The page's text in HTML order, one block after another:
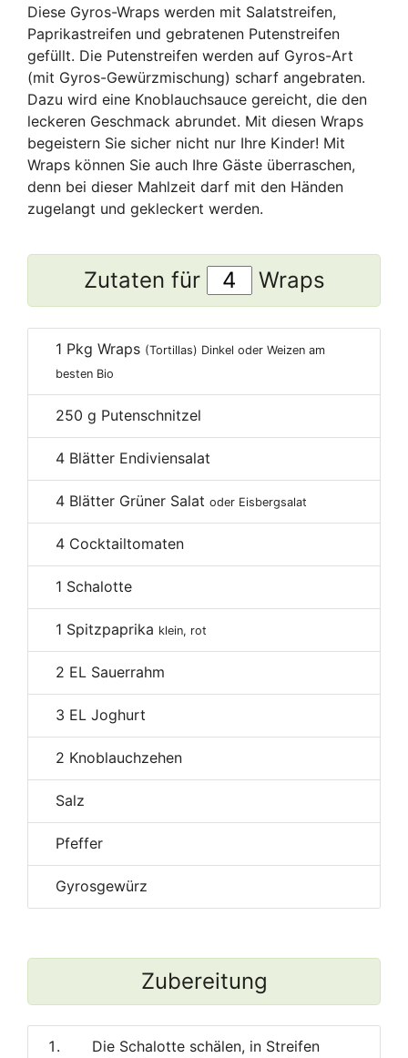
Diese Gyros-Wraps werden mit Salatstreifen,
Paprikastreifen und gebratenen Putenstreifen
gefüllt. Die Putenstreifen werden auf Gyros-Art
(mit Gyros-Gewürzmischung) scharf angebraten.
Dazu wird eine Knoblauchsauce gereicht, die den
leckeren Geschmack abrundet. Mit diesen Wraps
begeistern Sie sicher nicht nur Ihre Kinder! Mit
Wraps können Sie auch Ihre Gäste überraschen,
denn bei dieser Mahlzeit darf mit den Händen
zugelangt und gekleckert werden.
Zutaten für Wraps
1 Pkg Wraps (Tortillas) Dinkel oder Weizen am
besten Bio
250 g Putenschnitzel
4 Blätter Endiviensalat
4 Blätter Grüner Salat oder Eisbergsalat
4 Cocktailtomaten
1 Schalotte
1 Spitzpaprika klein, rot
2 EL Sauerrahm
3 EL Joghurt
2 Knoblauchzehen
Salz
Pfeffer
Gyrosgewürz
Zubereitung
Die Schalotte schälen, in Streifen